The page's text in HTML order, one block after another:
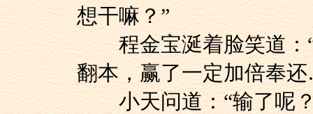
想干嘛？”
程金宝涎着脸笑道：“
翻本，赢了一定加倍奉
小天问道：“输了呢